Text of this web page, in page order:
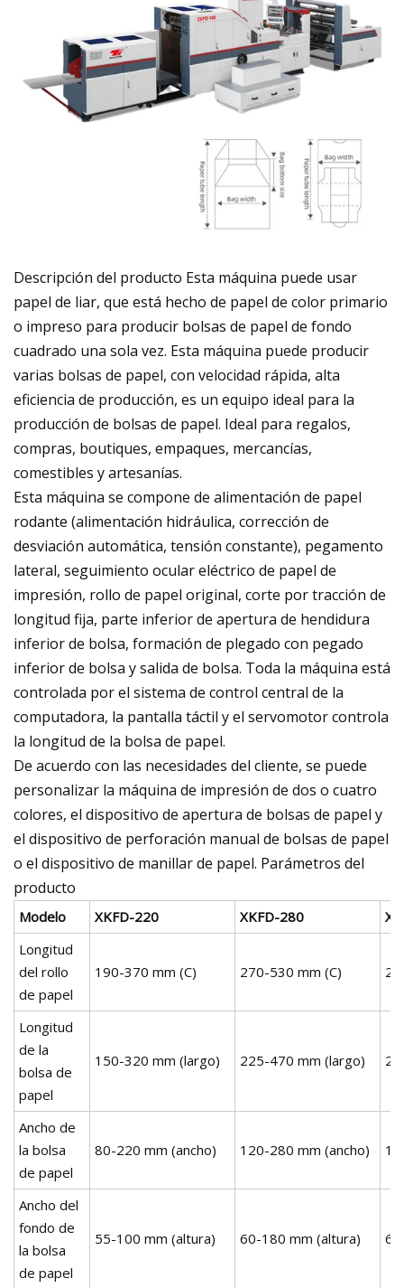
Descripción del producto Esta máquina puede usar
papel de liar, que está hecho de papel de color primario
o impreso para producir bolsas de papel de fondo
cuadrado una sola vez. Esta máquina puede producir
varias bolsas de papel, con velocidad rápida, alta
eficiencia de producción, es un equipo ideal para la
producción de bolsas de papel. Ideal para regalos,
compras, boutiques, empaques, mercancías,
comestibles y artesanías.
Esta máquina se compone de alimentación de papel
rodante (alimentación hidráulica, corrección de
desviación automática, tensión constante), pegamento
lateral, seguimiento ocular eléctrico de papel de
impresión, rollo de papel original, corte por tracción de
longitud fija, parte inferior de apertura de hendidura
inferior de bolsa, formación de plegado con pegado
inferior de bolsa y salida de bolsa. Toda la máquina está
controlada por el sistema de control central de la
computadora, la pantalla táctil y el servomotor controla
la longitud de la bolsa de papel.
De acuerdo con las necesidades del cliente, se puede
personalizar la máquina de impresión de dos o cuatro
colores, el dispositivo de apertura de bolsas de papel y
el dispositivo de perforación manual de bolsas de papel
o el dispositivo de manillar de papel. Parámetros del
producto
Modelo XKFD-220 XKFD-280
Longitud
del rollo
de papel
190-370 mm (C) 270-530 mm (C)
Longitud
de la
bolsa de
papel
150-320 mm (largo) 225-470 mm (largo)
Ancho de
la bolsa
de papel
80-220 mm (ancho) 120-280 mm (ancho)
Ancho del
fondo de
la bolsa
de papel
55-100 mm (altura) 60-180 mm (altura)